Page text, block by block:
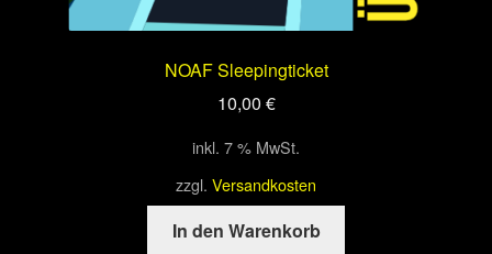
NOAF Sleepingticket
10,00 €
inkl. 7 % MwSt.
zzgl. Versandkosten
In den Warenkorb